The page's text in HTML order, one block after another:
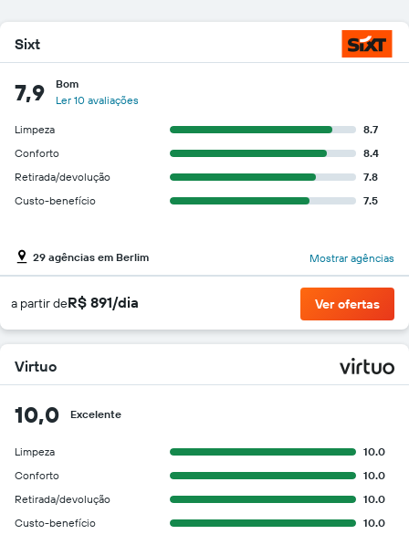
Sixt
7,9
Bom
Ler 10 avaliações
Limpeza
8.7
Conforto
8.4
Retirada/devolução
7.8
Custo-benefício
7.5
29 agências em Berlim Mostrar agências
a partir deR$ 891/dia Ver ofertas
Virtuo
10,0 Excelente
Limpeza
10.0
Conforto
10.0
Retirada/devolução
10.0
Custo-benefício
10.0